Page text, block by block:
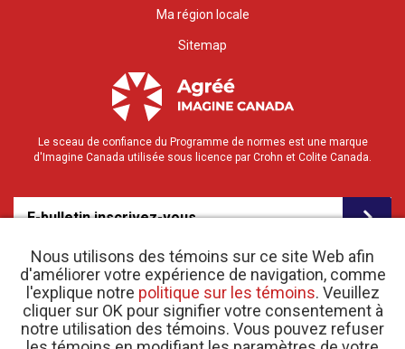
Nous utilisons des témoins sur ce site Web afin
d'améliorer votre expérience de navigation, comme
l'explique notre politique sur les témoins. Veuillez
cliquer sur OK pour signifier votre consentement à
notre utilisation des témoins. Vous pouvez refuser
Ma région locale
Sitemap
Le sceau de confiance du Programme de normes est une marque
d'Imagine Canada utilisée sous licence par Crohn et Colite Canada.
E-bulletin inscrivez-vous